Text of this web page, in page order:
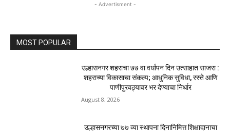
- Advertisment -
MOST POPULAR
उल्हासनगर शहराचा ७७ वा वर्धापन दिन उत्साहात साजरा :
शहराच्या विकासाचा संकल्प; आधुनिक सुविधा, रस्ते आणि
पाणीपुरवठ्यावर भर देण्याचा निर्धार
August 8, 2026
उल्हासनगरच्या ७७ व्या स्थापना दिनानिमित्त शिक्षादानाचा